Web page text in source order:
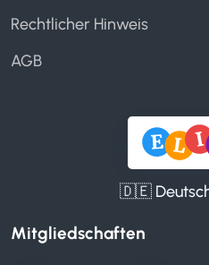
Rechtlicher Hinweis
AGB
🇩🇪
Mitgliedschaften